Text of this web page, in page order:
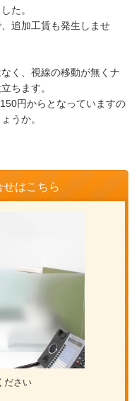
た。
追加工賃も発生しませ
く、視線の移動が無くナ
ちます。
円からとなっていますの
うか。
せはこちら
ださい